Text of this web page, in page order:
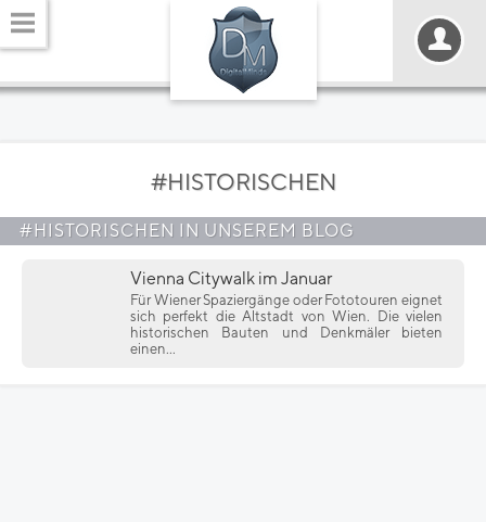
#HISTORISCHEN
#HISTORISCHEN IN UNSEREM BLOG
Vienna Citywalk im Januar
Für Wiener Spaziergänge oder Fototouren eignet
sich perfekt die Altstadt von Wien. Die vielen
historischen Bauten und Denkmäler bieten
einen...